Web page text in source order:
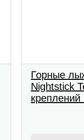
Горные
Nightstick
креплений